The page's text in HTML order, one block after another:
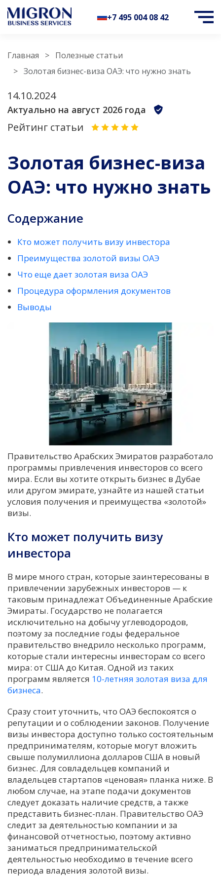
+7 495 004 08 42
Главная
Полезные статьи
Золотая бизнес-виза ОАЭ: что нужно знать
14.10.2024
Актуально на август 2026 года
Рейтинг статьи
Золотая бизнес-виза
ОАЭ: что нужно знать
Содержание
Кто может получить визу инвестора
Преимущества золотой визы ОАЭ
Что еще дает золотая виза ОАЭ
Процедура оформления документов
Выводы
Правительство Арабских Эмиратов разработало
программы привлечения инвесторов со всего
мира. Если вы хотите открыть бизнес в Дубае
или другом эмирате, узнайте из нашей статьи
условия получения и преимущества «золотой»
визы.
Кто может получить визу
инвестора
В мире много стран, которые заинтересованы в
привлечении зарубежных инвесторов — к
таковым принадлежат Объединенные Арабские
Эмираты. Государство не полагается
исключительно на добычу углеводородов,
поэтому за последние годы федеральное
правительство внедрило несколько программ,
которые стали интересны инвесторам со всего
мира: от США до Китая. Одной из таких
программ является 10-летняя золотая виза для
бизнеса.
Сразу стоит уточнить, что ОАЭ беспокоятся о
репутации и о соблюдении законов. Получение
визы инвестора доступно только состоятельным
предпринимателям, которые могут вложить
свыше полумиллиона долларов США в новый
бизнес. Для совладельцев компаний и
владельцев стартапов «ценовая» планка ниже. В
любом случае, на этапе подачи документов
следует доказать наличие средств, а также
представить бизнес-план. Правительство ОАЭ
следит за деятельностью компании и за
финансовой отчетностью, поэтому активно
заниматься предпринимательской
деятельностью необходимо в течение всего
периода владения золотой визы.